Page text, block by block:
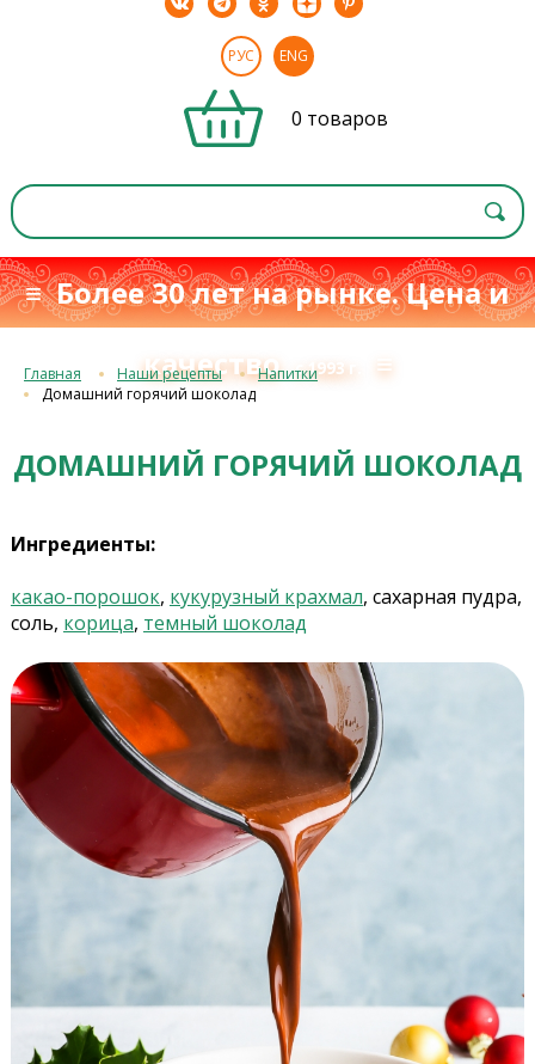
РУС ENG
0 товаров
≡ Более 30 лет на рынке. Цена и
качествос 1993 г. ≡
Главная Наши рецепты
Напитки
Домашний горячий шоколад
ДОМАШНИЙ ГОРЯЧИЙ ШОКОЛАД
Ингредиенты:
какао-порошок, кукурузный крахмал, сахарная пудра,
соль, корица, темный шоколад